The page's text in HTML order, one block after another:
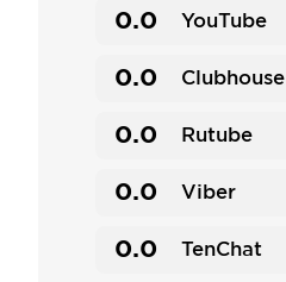
0.0 YouTube
0.0 Clubhouse
0.0 Rutube
0.0 Viber
0.0 TenChat